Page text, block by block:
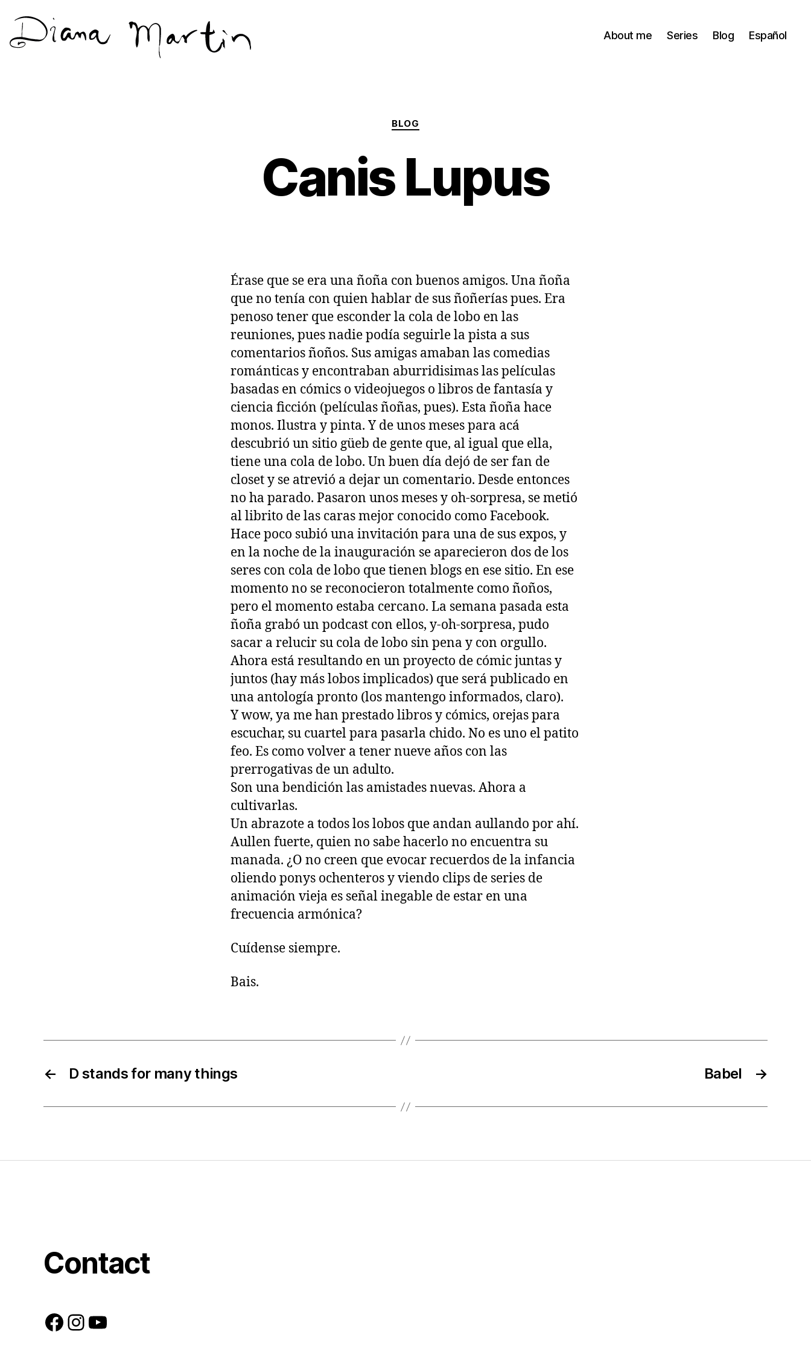
About me Series Blog Español
Categories
BLOG
Canis Lupus
Érase que se era una ñoña con buenos amigos. Una ñoña
que no tenía con quien hablar de sus ñoñerías pues. Era
penoso tener que esconder la cola de lobo en las
reuniones, pues nadie podía seguirle la pista a sus
comentarios ñoños. Sus amigas amaban las comedias
románticas y encontraban aburridisimas las películas
basadas en cómics o videojuegos o libros de fantasía y
ciencia ficción (películas ñoñas, pues). Esta ñoña hace
monos. Ilustra y pinta. Y de unos meses para acá
descubrió un sitio güeb de gente que, al igual que ella,
tiene una cola de lobo. Un buen día dejó de ser fan de
closet y se atrevió a dejar un comentario. Desde entonces
no ha parado. Pasaron unos meses y oh-sorpresa, se metió
al librito de las caras mejor conocido como Facebook.
Hace poco subió una invitación para una de sus expos, y
en la noche de la inauguración se aparecieron dos de los
seres con cola de lobo que tienen blogs en ese sitio. En ese
momento no se reconocieron totalmente como ñoños,
pero el momento estaba cercano. La semana pasada esta
ñoña grabó un podcast con ellos, y-oh-sorpresa, pudo
sacar a relucir su cola de lobo sin pena y con orgullo.
Ahora está resultando en un proyecto de cómic juntas y
juntos (hay más lobos implicados) que será publicado en
una antología pronto (los mantengo informados, claro).
Y wow, ya me han prestado libros y cómics, orejas para
escuchar, su cuartel para pasarla chido. No es uno el patito
feo. Es como volver a tener nueve años con las
prerrogativas de un adulto.
Son una bendición las amistades nuevas. Ahora a
cultivarlas.
Un abrazote a todos los lobos que andan aullando por ahí.
Aullen fuerte, quien no sabe hacerlo no encuentra su
manada. ¿O no creen que evocar recuerdos de la infancia
oliendo ponys ochenteros y viendo clips de series de
animación vieja es señal inegable de estar en una
frecuencia armónica?
Cuídense siempre.
Bais.
← D stands for many things →
Babel
Contact
Facebook
Instagram
YouTube